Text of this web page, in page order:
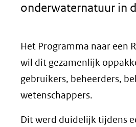
onderwaternatuur in
Het Programma naar een
wil dit gezamenlijk
gebruikers, beheerders,
wetenschappers.
Dit werd duidelijk tijdens